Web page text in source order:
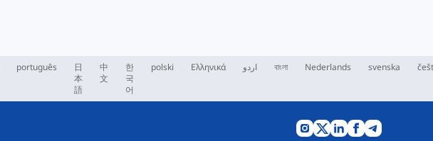
português
日
本
語
中
文
한
국
어
polski Ελληνικά اردو বাংলা Nederlands svenska